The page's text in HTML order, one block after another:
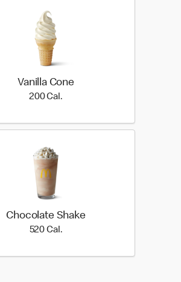
Vanilla Cone
200 Cal.200 Cal.
Chocolate Shake
520 Cal.520 Cal.